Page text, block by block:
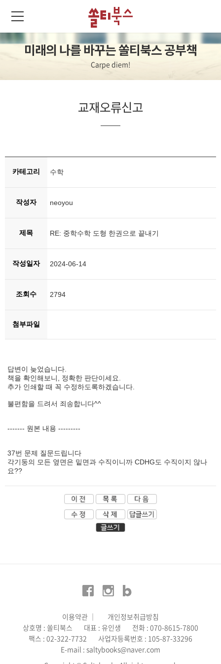
미래의 나를 바꾸는 쏠티북스 공부책
Carpe diem!
교재오류신고
카테고리 수학
작성자 neoyou
제목 RE: 중학수학 도형 한권으로 끝내기
작성일자 2024-06-14
조회수 2794
첨부파일
답변이 늦었습니다.
책을 확인해보니, 정확한 판단이세요.
추가 인쇄할 때 꼭 수정하도록하겠습니다.
불편함을 드려서 죄송합니다^^
------- 원본 내용 ---------
37번 문제 질문드립니다
각기둥의 모든 옆면은 밑면과 수직이니까 CDHG도 수직이지 않나
요??
이용약관
개인정보취급방침
상호명 : 쏠티북스
대표 : 유인생
전화 : 070-8615-7800
팩스 : 02-322-7732
사업자등록번호 : 105-87-33296
E-mail : saltybooks@naver.com